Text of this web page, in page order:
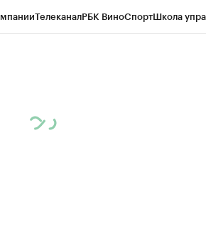
ТелеканалРБК ВиноСпортШкола